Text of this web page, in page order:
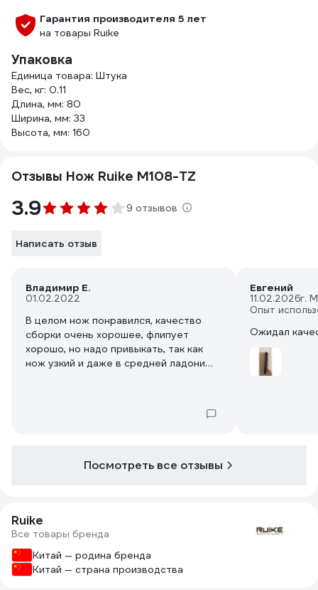
Гарантия производителя 5 лет
на товары Ruike
Упаковка
Единица товара: Штука
Вес, кг: 0.11
Длина, мм: 80
Ширина, мм: 33
Высота, мм: 160
Отзывы Нож Ruike M108-TZ
3.9 9 отзывов
Написать отзыв
Владимир Е.
01.02.2022
В целом нож понравился, качество
сборки очень хорошее, флипует
хорошо, но надо привыкать, так как
нож узкий и даже в средней ладони
или для коллекции) на каждый день у
Заточка равномерная но не
Евгений
11.02.2026г.
Опыт
Ожидал
Посмотреть все отзывы
Ruike
Все товары бренда
Китай — родина бренда
Китай — страна производства